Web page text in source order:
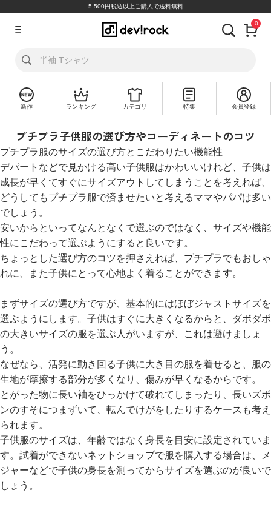
5,500円税込以上ご購入で送料無料
グ
イ
ン
規
会
員
登
録
探
す
カ
テ
ゴ
ら
探
す
ラ
ン
キ
ン
グ
か
ら
探
す
0
新作 ランキング カテゴリ 特集 会員登録
プチプラ子供服の選び方やコーディネートのコツ
プチプラ服のサイズの選び方とこだわりたい機能性
デパートなどで見かける高い子供服はかわいいけれど、子供は
成長が早くてすぐにサイズアウトしてしまうことを考えれば、
どうしてもプチプラ服で済ませたいと考えるママやパパは多い
でしょう。
安いからといってなんとなくで選ぶのではなく、サイズや機能
性にこだわって選ぶようにすると良いです。
ちょっとした選び方のコツを押さえれば、プチプラでもおしゃ
れに、また子供にとって心地よく着ることができます。
まずサイズの選び方ですが、基本的にはほぼジャストサイズを
選ぶようにします。子供はすぐに大きくなるからと、ダボダボ
の大きいサイズの服を選ぶ人がいますが、これは避けましょ
う。
なぜなら、活発に動き回る子供に大き目の服を着せると、服の
生地が摩擦する部分が多くなり、傷みが早くなるからです。
とがった物に長い袖をひっかけて破れてしまったり、長いズボ
ンのすそにつまずいて、転んでけがをしたりするケースも考え
られます。
子供服のサイズは、年齢ではなく身長を目安に設定されていま
す。試着ができないネットショップで服を購入する場合は、メ
ジャーなどで子供の身長を測ってからサイズを選ぶのが良いで
しょう。